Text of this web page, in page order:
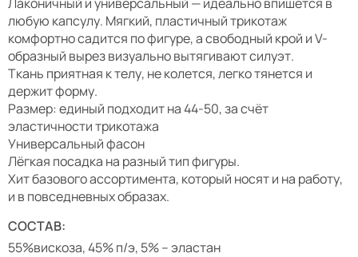
любую капсулу. Мягкий, пластичный трикотаж
комфортно садится по фигуре, а свободный крой и V-
образный вырез визуально вытягивают силуэт.
Ткань приятная к телу, не колется, легко тянется и
держит форму.
Размер: единый подходит на 44-50, за счёт
эластичности трикотажа
Универсальный фасон
Лёгкая посадка на разный тип фигуры.
Хит базового ассортимента, который носят и на работу,
и в повседневных образах.
СОСТАВ:
55%вискоза, 45% п/э, 5% – эластан